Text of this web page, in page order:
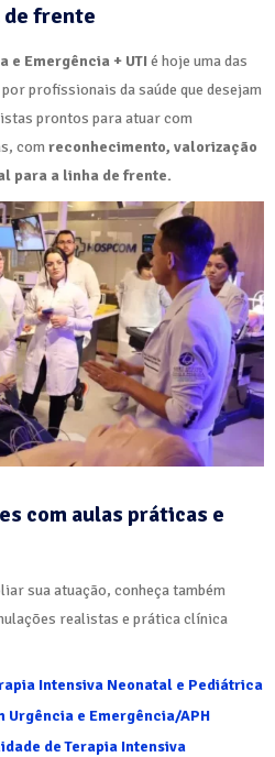
de frente
e Emergência + UTI é hoje uma das
profissionais da saúde que desejam
prontos para atuar com
comreconhecimento, valorização
para a linha de frente.
com aulas práticas e
sua atuação, conheça também
realistas e prática clínica
Intensiva Neonatal e Pediátrica
Urgência e Emergência/APH
de Terapia Intensiva